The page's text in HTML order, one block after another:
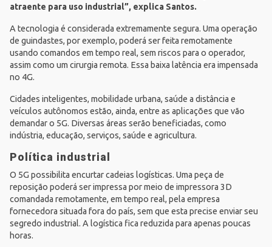
atraente para uso industrial”, explica Santos.
A tecnologia é considerada extremamente segura. Uma operação
de guindastes, por exemplo, poderá ser feita remotamente
usando comandos em tempo real, sem riscos para o operador,
assim como um cirurgia remota. Essa baixa latência era impensada
no 4G.
Cidades inteligentes, mobilidade urbana, saúde a distância e
veículos autônomos estão, ainda, entre as aplicações que vão
demandar o 5G. Diversas áreas serão beneficiadas, como
indústria, educação, serviços, saúde e agricultura.
Política industrial
O 5G possibilita encurtar cadeias logísticas. Uma peça de
reposição poderá ser impressa por meio de impressora 3D
comandada remotamente, em tempo real, pela empresa
fornecedora situada fora do país, sem que esta precise enviar seu
segredo industrial. A logística fica reduzida para apenas poucas
horas.